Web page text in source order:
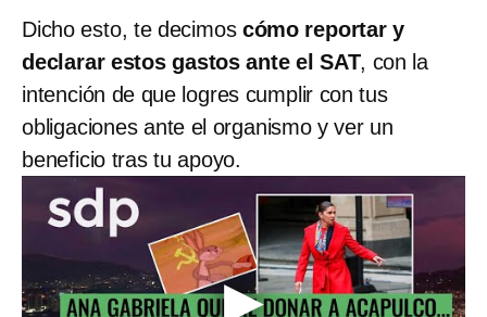
Dicho esto, te decimos cómo reportar y
declarar estos gastos ante el SAT, con la
intención de que logres cumplir con tus
obligaciones ante el organismo y ver un
beneficio tras tu apoyo.